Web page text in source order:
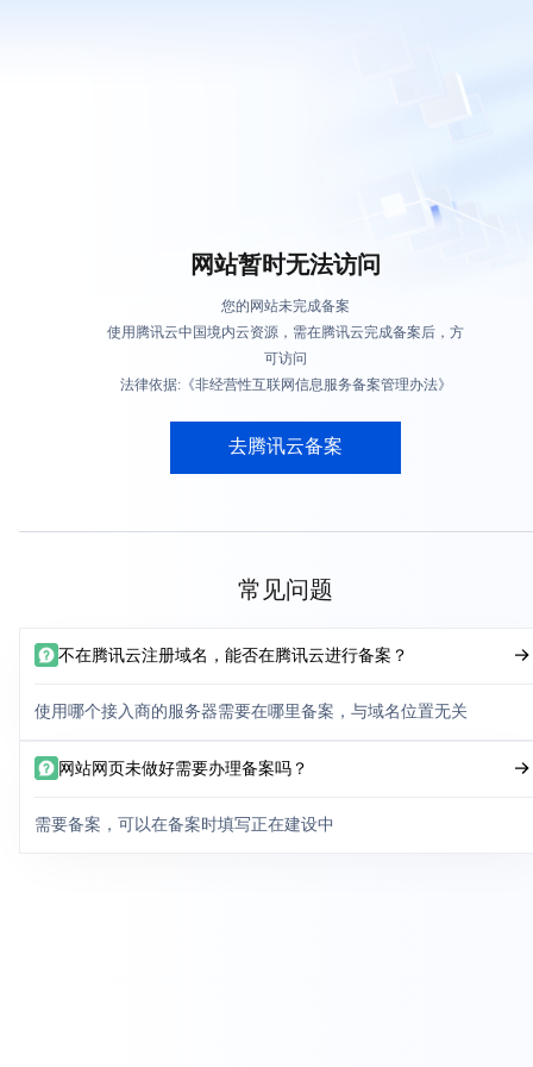
网站暂时无法访问
您的网站未完成备案
使用腾讯云中国境内云资源，需在腾讯云完成备案后，方
可访问
法律依据:《非经营性互联网信息服务备案管理办法》
去腾讯云备案
常见问题
不在腾讯云注册域名，能否在腾讯云进行备案？
使用哪个接入商的服务器需要在哪里备案，与域名位置无关
网站网页未做好需要办理备案吗？
需要备案，可以在备案时填写正在建设中